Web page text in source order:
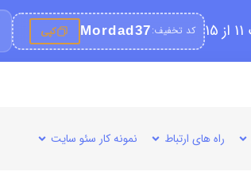
کد تخفیف:Mordad37 کپی
راه های ارتباط نمونه کار سئو سایت